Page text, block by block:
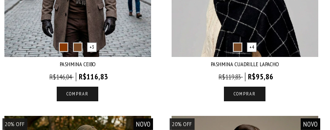
+3
PASHMINA CEIBO
R$146,04 R$116,83
COMPRAR
+4
PASHMINA CUADRILLE LAPACHO
R$119,83 R$95,86
COMPRAR
20% OFF NOVO 20%OFF NOVO